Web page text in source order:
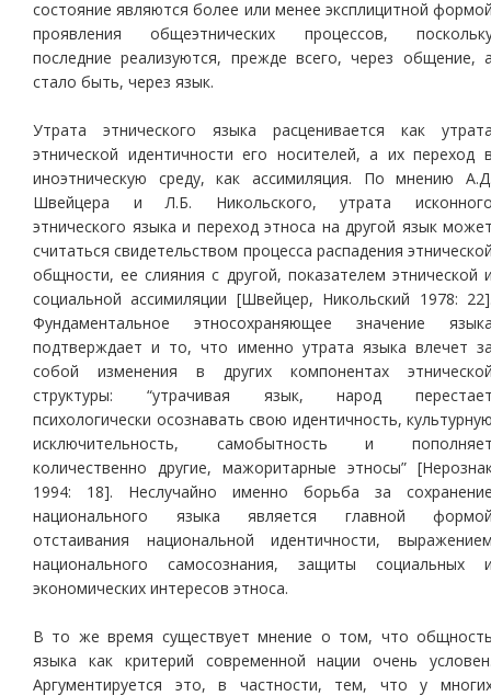
состояние являются более или менее эксплицитной
проявления общеэтнических процессов,
последние реализуются, прежде всего, через общение,
стало быть, через язык.
Утрата этнического языка расценивается как
этнической идентичности его носителей, а их переход
иноэтническую среду, как ассимиляция. По мнению
Швейцера и Л.Б. Никольского, утрата
этнического языка и переход этноса на другой язык
считаться свидетельством процесса распадения
общности, ее слияния с другой, показателем этнической
социальной ассимиляции [Швейцер, Никольский 1978:
Фундаментальное этносохраняющее значение
подтверждает и то, что именно утрата языка влечет
собой изменения в других компонентах
структуры: “утрачивая язык, народ
психологически осознавать свою идентичность,
исключительность, самобытность и
количественно другие, мажоритарные этносы”
1994: 18]. Неслучайно именно борьба за
национального языка является главной
отстаивания национальной идентичности,
национального самосознания, защиты социальных
экономических интересов этноса.
В то же время существует мнение о том, что
языка как критерий современной нации очень
Аргументируется это, в частности, тем, что у